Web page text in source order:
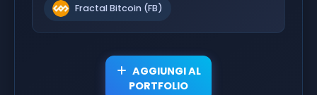
Fractal Bitcoin (FB)
AGGIUNGI AL
PORTFOLIO